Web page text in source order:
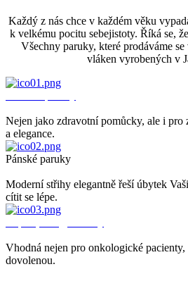
Každý z nás chce v každém věku
k velkému pocitu sebejistoty. Říká se,
Všechny paruky, které prodáváme
vláken vyrobených v
Nejen jako zdravotní pomůcky, ale i pro
a elegance.
Pánské paruky
Moderní střihy elegantně řeší úbytek
cítit se lépe.
Vhodná nejen pro onkologické
dovolenou.